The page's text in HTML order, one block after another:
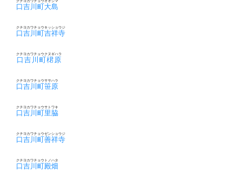
口吉川町大島
口吉川町吉祥寺
クチヨカワチョウキッショウジ
口吉川町桾原
クチヨカワチョウクヌギハラ
口吉川町笹原
クチヨカワチョウササハラ
口吉川町里脇
クチヨカワチョウサトワキ
口吉川町善祥寺
クチヨカワチョウゼンショウジ
口吉川町殿畑
クチヨカワチョウトノハタ